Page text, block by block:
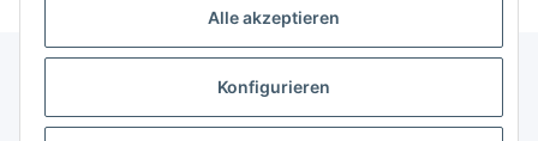
Alle akzeptieren
Konfigurieren
Informationen